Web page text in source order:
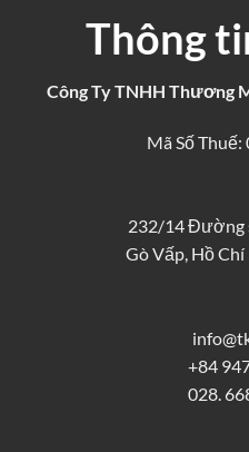
Thông
Công Ty TNHH Thương
Mã Số
232/14 Đường
Gò Vấp, Hồ
+84
028.